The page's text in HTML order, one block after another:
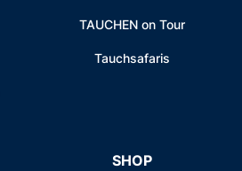
TAUCHEN on Tour
Tauchsafaris
SHOP